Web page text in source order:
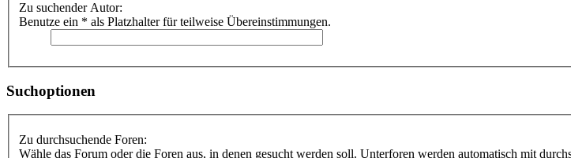
Zu suchender Autor:
Benutze ein * als Platzhalter für teilweise Übereinstimmungen.
Suchoptionen
Zu durchsuchende Foren:
Wähle das Forum oder die Foren aus, in denen gesucht werden soll. Unterforen werden automatisch mit